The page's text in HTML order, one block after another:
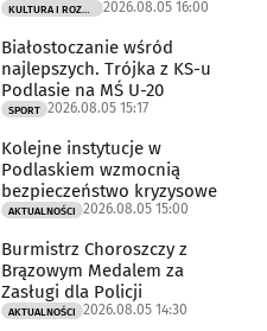
2026.08.05 16:00
Białostoczanie wśród
najlepszych. Trójka z KS-u
Podlasie na MŚ U-20
SPORT 2026.08.05 15:17
Kolejne instytucje w
Podlaskiem wzmocnią
bezpieczeństwo kryzysowe
AKTUALNOŚCI 2026.08.05 15:00
Burmistrz Choroszczy z
Brązowym Medalem za
Zasługi dla Policji
AKTUALNOŚCI 2026.08.05 14:30